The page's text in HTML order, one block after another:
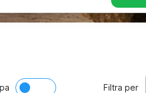
Filtra per